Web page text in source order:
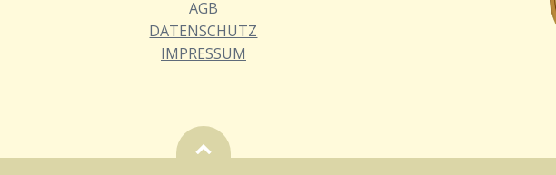
AGB
DATENSCHUTZ
IMPRESSUM